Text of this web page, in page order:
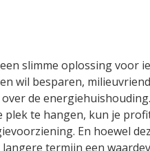
slimme oplossing voor
wil besparen,
de
plek te hangen, kun je
En hoewel
termijn een